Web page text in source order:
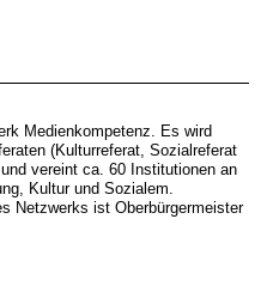
Medienkompetenz. Es wird
(Kulturreferat, Sozialreferat
vereint ca. 60 Institutionen an
Kultur und Sozialem.
Netzwerks ist Oberbürgermeister